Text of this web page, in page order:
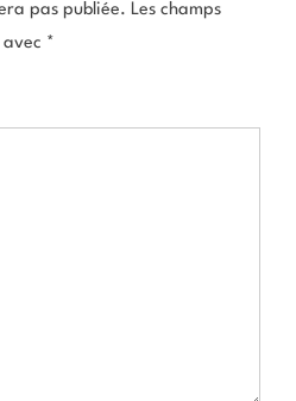
pas publiée. Les champs
*